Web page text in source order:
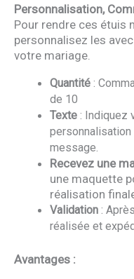
Personnalisation,
Pour rendre ces étuis
personnalisez les
votre mariage.
Quantité :
de 10
Texte : Indiquez
personnalisation
message.
Recevez une
une maquette
réalisation
Validation :
réalisée et
Avantages :